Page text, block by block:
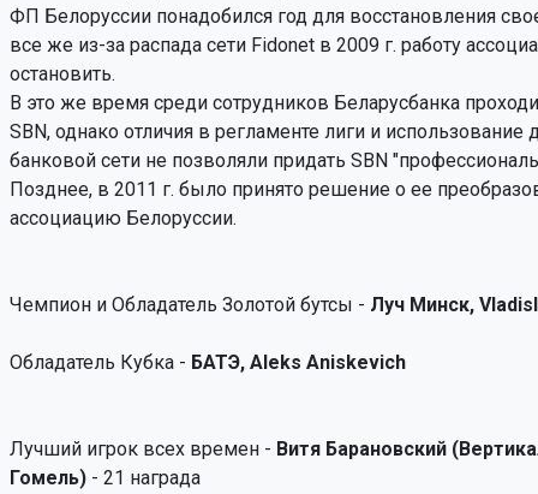
ФП Белоруссии понадобился год для восстановления
все же из-за распада сети Fidonet в 2009 г. работу
остановить.
В это же время среди сотрудников Беларусбанка
SBN, однако отличия в регламенте лиги и использование
банковой сети не позволяли придать SBN
Позднее, в 2011 г. было принято решение о ее
ассоциацию Белоруссии.
Чемпион и Обладатель Золотой бутсы - Луч Минск,
Обладатель Кубка - БАТЭ, Aleks Aniskevich
Лучший игрок всех времен - Витя Барановский
Гомель) - 21 награда